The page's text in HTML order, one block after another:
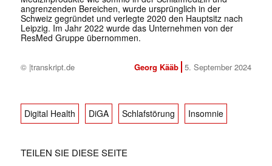
angrenzenden Bereichen, wurde ursprünglich in der
Schweiz gegründet und verlegte 2020 den Hauptsitz nach
Leipzig. Im Jahr 2022 wurde das Unternehmen von der
ResMed Gruppe übernommen.
© |transkript.de Georg Kääb 5. September 2024
Digital Health DiGA Schlafstörung Insomnie
TEILEN SIE DIESE SEITE